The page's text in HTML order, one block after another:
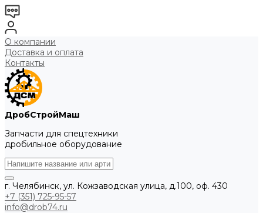
О компании
Доставка и оплата
Контакты
ДробСтройМаш
Запчасти для спецтехники
дробильное оборудование
г. Челябинск, ул. Кожзаводская улица, д.100, оф. 430
+7 (351) 725-95-57
info@drob74.ru